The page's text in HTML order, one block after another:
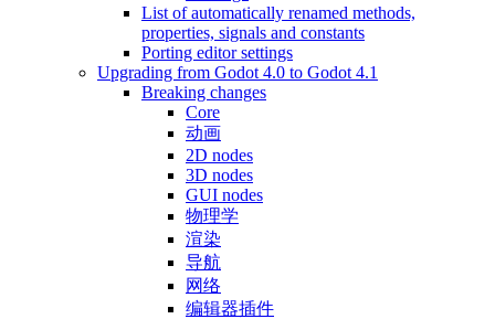
List of automatically renamed methods,
properties, signals and constants
Porting editor settings
Upgrading from Godot 4.0 to Godot 4.1
Breaking changes
Core
动画
2D nodes
3D nodes
GUI nodes
物理学
渲染
导航
网络
编辑器插件